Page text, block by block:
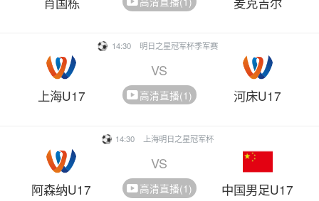
14:30 明日之星冠军杯季军赛
上海U17
VS
高清直播(1) 河床U17
14:30 上海明日之星冠军杯
阿森纳U17
VS
高清直播(1) 中国男足U17